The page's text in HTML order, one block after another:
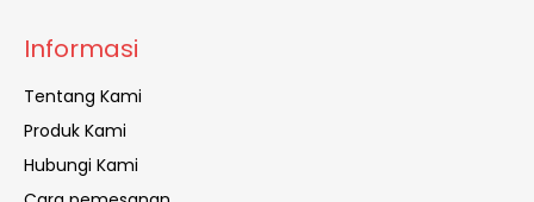
Informasi
Tentang Kami
Produk Kami
Hubungi Kami